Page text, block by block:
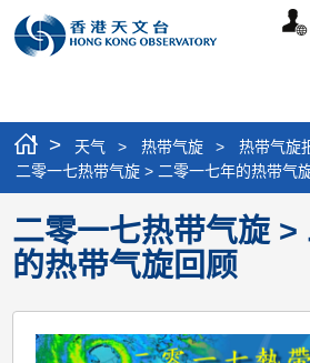
个
> 天气 > 热带气旋 > 热带气旋
二零一七热带气旋 > 二零一七年的热带气
二零一七热带气旋 >
的热带气旋回顾